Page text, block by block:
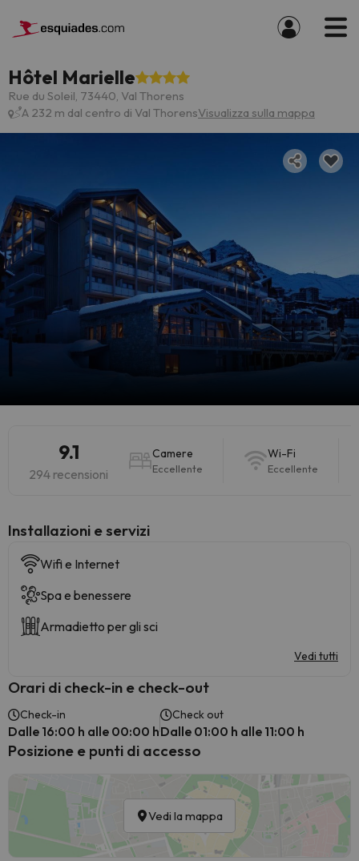
Hôtel Marielle
Rue du Soleil, 73440, Val Thorens
A 232 m dal centro di Val ThorensVisualizza sulla mappa
9.1
294 recensioni
Camere
Eccellente
Wi-Fi
Eccellente
Installazioni e servizi
Wifi e Internet
Spa e benessere
Armadietto per gli sci
Vedi tutti
Orari di check-in e check-out
Check-in
Dalle 16:00 h alle 00:00 h
Check out
Dalle 01:00 h alle 11:00 h
Posizione e punti di accesso
Vedi la mappa